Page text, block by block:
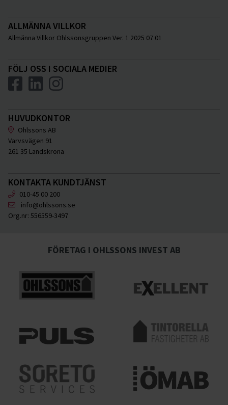
ALLMÄNNA VILLKOR
Allmänna Villkor Ohlssonsgruppen Ver. 1 2025 07 01
FÖLJ OSS I SOCIALA MEDIER
HUVUDKONTOR
Ohlssons AB
Varvsvägen 91
261 35 Landskrona
KONTAKTA KUNDTJÄNST
010-45 00 200
info@ohlssons.se
Org.nr: 556559-3497
FÖRETAG I OHLSSONS INVEST AB